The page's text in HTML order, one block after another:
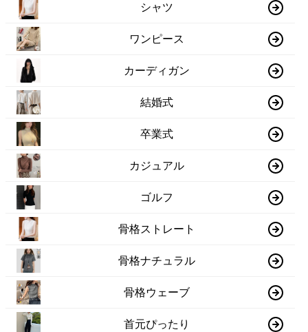
シャツ
ワンピース
カーディガン
結婚式
卒業式
カジュアル
ゴルフ
骨格ストレート
骨格ナチュラル
骨格ウェーブ
首元ぴったり